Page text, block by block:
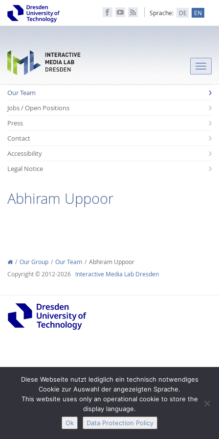
Sprache: DE EN
Toggle
Our Team
Jobs / Open Positions
Press
Contact
Accessibility
Legal Notice
Abhiram Uppoor
Our Group Our Team
Abhiram Uppoor
Copyright © 2012-2026 Interactive Media Lab Dresden
Diese Webseite nutzt lediglich ein technisch notwendiges
Cookie zur Auswahl der angezeigten Sprache.
This website uses only an operational cookie to store the
display language.
Ok
Data Protection Policy